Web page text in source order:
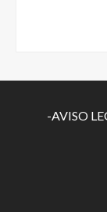
-AVISO